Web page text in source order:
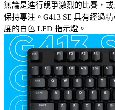
無論是進行競爭激烈的比賽，
保持專注。G413 SE 具有經過
度的白色 LED 指示燈。